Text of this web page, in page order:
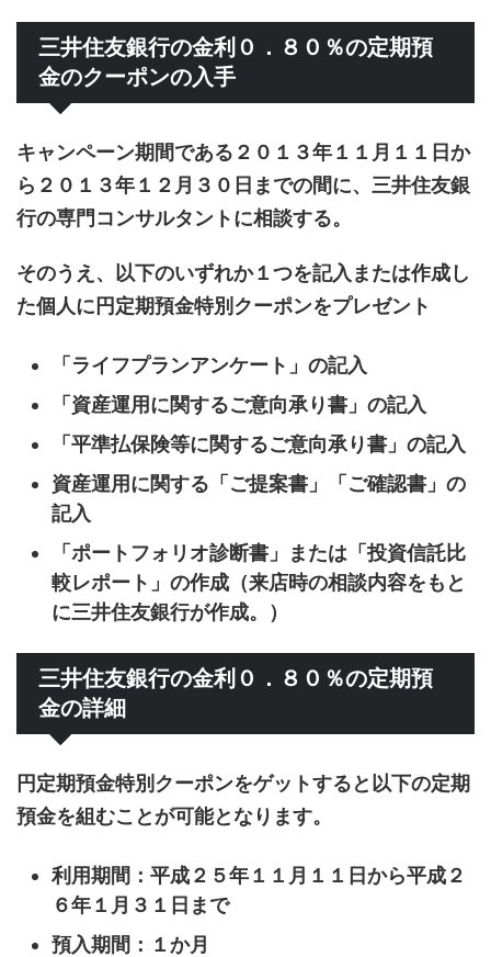
三井住友銀行の金利０．８０％の定期預
金のクーポンの入手
キャンペーン期間である２０１３年１１月１１日か
ら２０１３年１２月３０日までの間に、三井住友銀
行の専門コンサルタントに相談する。
そのうえ、以下のいずれか１つを記入または作成し
た個人に円定期預金特別クーポンをプレゼント
「ライフプランアンケート」の記入
「資産運用に関するご意向承り書」の記入
「平準払保険等に関するご意向承り書」の記入
資産運用に関する「ご提案書」「ご確認書」の
記入
「ポートフォリオ診断書」または「投資信託比
較レポート」の作成（来店時の相談内容をもと
に三井住友銀行が作成。）
三井住友銀行の金利０．８０％の定期預
金の詳細
円定期預金特別クーポンをゲットすると以下の定期
預金を組むことが可能となります。
利用期間：平成２５年１１月１１日から平成２
６年１月３１日まで
預入期間：１か月